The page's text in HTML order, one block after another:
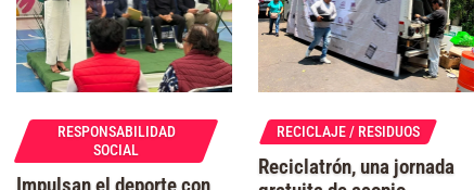
RESPONSABILIDAD
SOCIAL
RECICLAJE / RESIDUOS
Reciclatrón, una jornada